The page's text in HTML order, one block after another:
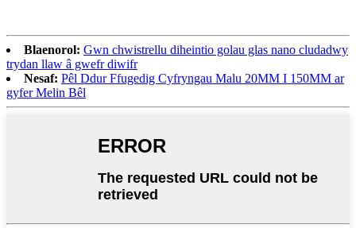
Blaenorol: Gwn chwistrellu diheintio golau glas nano cludadwy
trydan llaw â gwefr diwifr
Nesaf: Pêl Ddur Ffugedig Cyfryngau Malu 20MM I 150MM ar
gyfer Melin Bêl